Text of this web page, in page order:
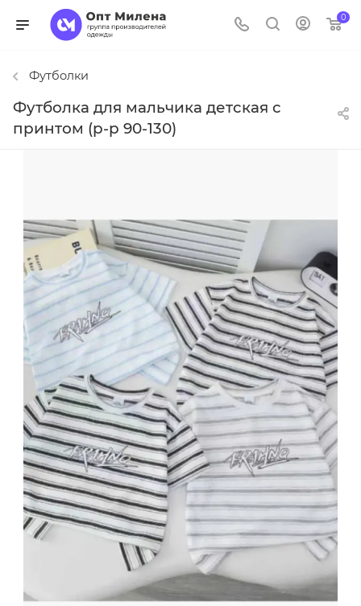
0
Футболки
Футболка для мальчика детская с
принтом (р-р 90-130)